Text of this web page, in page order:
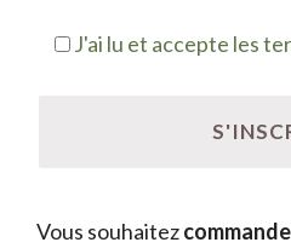
J'ai lu et accepte les
Vous souhaitez